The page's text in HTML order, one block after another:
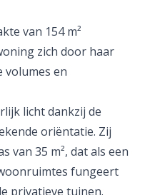
van 154 m²
zich door haar
volumes en
licht dankzij de
oriëntatie. Zij
van 35 m², dat als een
fungeert
privatieve tuinen.